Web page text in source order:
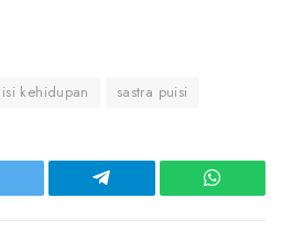
kehidupan sastra puisi
Telegram